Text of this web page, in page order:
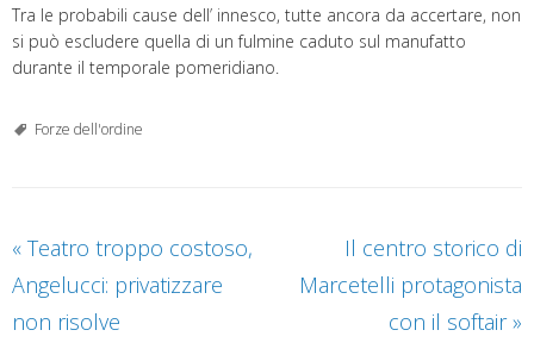
Tra le probabili cause dell’ innesco, tutte ancora da accertare, non
si può escludere quella di un fulmine caduto sul manufatto
durante il temporale pomeridiano.
Forze dell'ordine
« Teatro troppo costoso,
Angelucci: privatizzare
non risolve
Il centro storico di
Marcetelli protagonista
con il softair»